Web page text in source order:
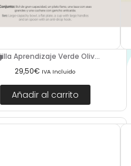
Aprendizaje Verde Oliv...
29,50€ IVA Incluido
Añadir al carrito